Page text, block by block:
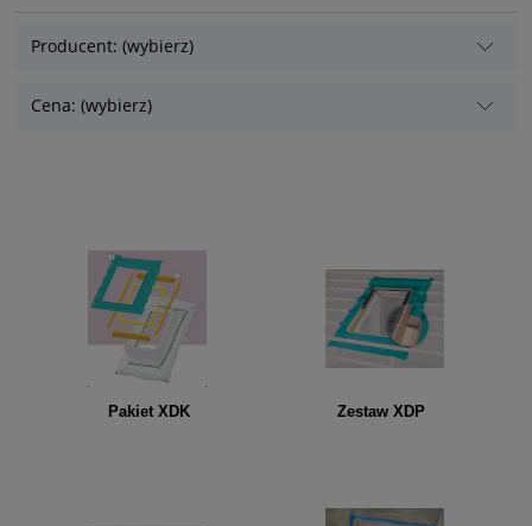
Producent: (wybierz)
Cena: (wybierz)
Pakiet XDK Zestaw XDP